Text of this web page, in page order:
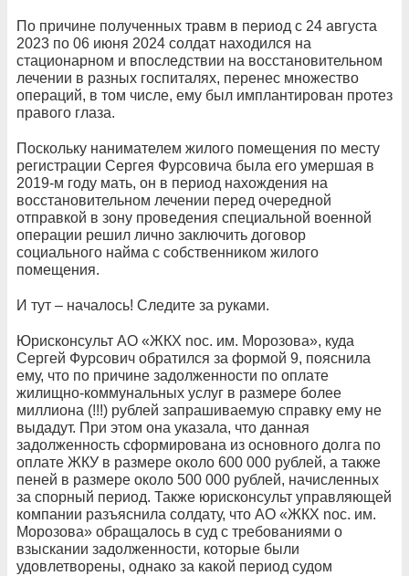
По причине полученных травм в период с 24 августа
2023 по 06 июня 2024 солдат находился на
стационарном и впоследствии на восстановительном
лечении в разных госпиталях, перенес множество
операций, в том числе, ему был имплантирован протез
правого глаза.
Поскольку нанимателем жилого помещения по месту
регистрации Сергея Фурсовича была его умершая в
2019-м году мать, он в период нахождения на
восстановительном лечении перед очередной
отправкой в зону проведения специальной военной
операции решил лично заключить договор
социального найма с собственником жилого
помещения.
И тут – началось! Следите за руками.
Юрисконсульт AO «ЖКХ noc. им. Морозова», куда
Сергей Фурсович обратился за формой 9, пояснила
ему, что по причине задолженности по оплате
жилищно-коммунальных услуг в размере более
миллиона (!!!) pyблей запрашиваемую справку ему не
выдадут. При этом она указала, что данная
задолженность сформирована из основного долга по
оплате ЖКУ в размере около 600 000 рублей, а также
пеней в размере около 500 000 рублей, начисленных
за спорный период. Также юрисконсульт управляющей
компании разъяснила солдату, что AO «ЖКХ noc. им.
Морозова» обращалось в суд с требованиями о
взыскании задолженности, которые были
удовлетворены, однако за какой период судом